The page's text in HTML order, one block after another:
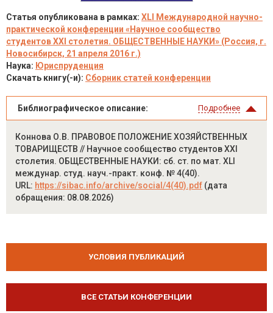
Статья опубликована в рамках: XLI Международной научно-
практической конференции «Научное сообщество
студентов XXI столетия. ОБЩЕСТВЕННЫЕ НАУКИ» (Россия, г.
Новосибирск, 21 апреля 2016 г.)
Наука: Юриспруденция
Скачать книгу(-и): Сборник статей конференции
Библиографическое описание: Подробнее
Коннова О.В. ПРАВОВОЕ ПОЛОЖЕНИЕ ХОЗЯЙСТВЕННЫХ
ТОВАРИЩЕСТВ // Научное сообщество студентов XXI
столетия. ОБЩЕСТВЕННЫЕ НАУКИ: сб. ст. по мат. XLI
междунар. студ. науч.-практ. конф. № 4(40).
URL: https://sibac.info/archive/social/4(40).pdf (дата
обращения: 08.08.2026)
УСЛОВИЯ ПУБЛИКАЦИЙ
ВСЕ СТАТЬИ КОНФЕРЕНЦИИ